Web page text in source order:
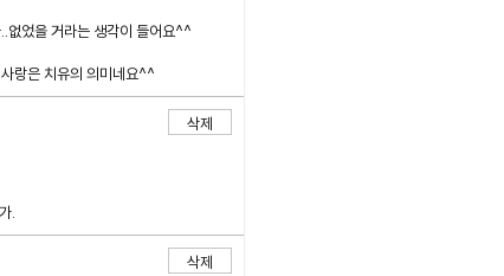
없었을 거라는 생각이 들어요^^
랑은 치유의 의미네요^^
삭제
.
삭제